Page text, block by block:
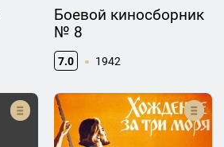
Боевой киносборник
№ 8
7.0 1942